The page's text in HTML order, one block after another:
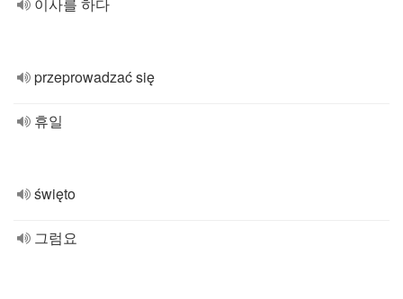
przeprowadzać się
휴일
święto
그럼요